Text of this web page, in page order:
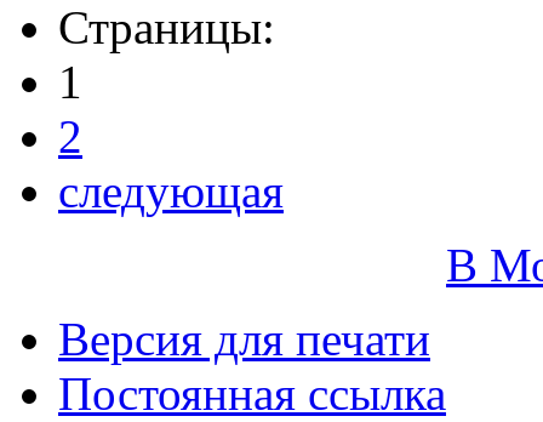
Страницы:
1
2
следующая
В
Версия для печати
Постоянная ссылка